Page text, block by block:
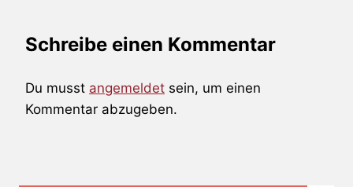
Schreibe einen Kommentar
Du musst angemeldet sein, um einen
Kommentar abzugeben.